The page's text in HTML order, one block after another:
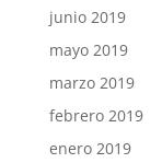
junio 2019
mayo 2019
marzo 2019
febrero 2019
enero 2019